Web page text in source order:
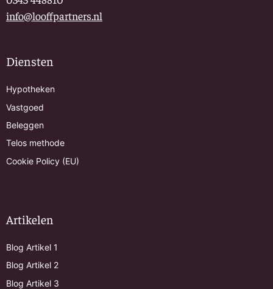
info@looffpartners.nl
Diensten
Hypotheken
Vastgoed
Beleggen
Telos methode
Cookie Policy (EU)
Artikelen
Blog Artikel 1
Blog Artikel 2
Blog Artikel 3